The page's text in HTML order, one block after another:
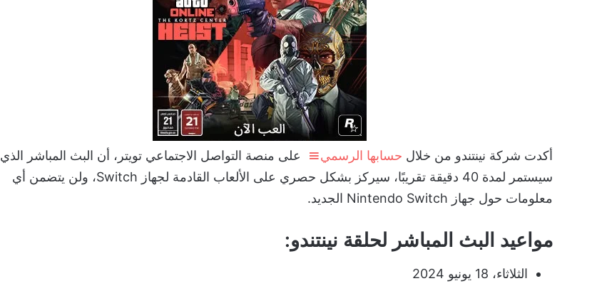
أكدت شركة نينتندو من خلال حسابها الرسمي
على منصة التواصل الاجتماعي تويتر، أن البث المباشر الذي
سيستمر لمدة 40 دقيقة تقريبًا، سيركز بشكل حصري على الألعاب القادمة لجهاز Switch، ولن يتضمن أي
معلومات حول جهاز Nintendo Switch الجديد.
مواعيد البث المباشر لحلقة نينتندو:
الثلاثاء، 18 يونيو 2024